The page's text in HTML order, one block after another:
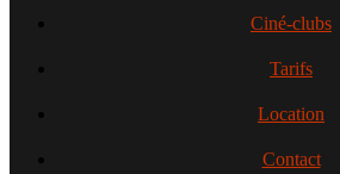
Ciné-clubs
Tarifs
Location
Contact